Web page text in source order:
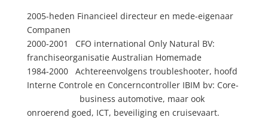
2005-heden Financieel directeur en mede-eigenaar
Companen
2000-2001 CFO international Only Natural BV:
franchiseorganisatie Australian Homemade
1984-2000 Achtereenvolgens troubleshooter, hoofd
Interne Controle en Concerncontroller IBIM bv: Core-
business automotive, maar ook
onroerend goed, ICT, beveiliging en cruisevaart.